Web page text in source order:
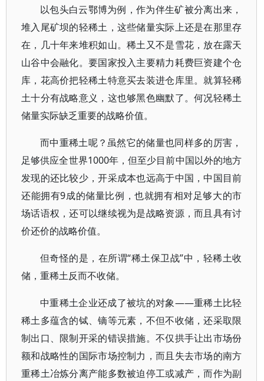
以包头白云鄂博为例，作为伴生矿被分离出来，
堆入尾矿坝的轻稀土，这些储量实际上还是在那里存
在，几十年来堆积如山。稀土又不是雪花，放在露天
山谷中会融化。要国家投入主要精力耗费巨资建个仓
库，花高价把轻稀土特意买去装进仓库里。就算轻稀
土十分有战略意义，这也够黑色幽默了。何况轻稀土
储量实际缺乏重要的战略价值。
而中重稀土呢？虽然它的储量也同样多的厉害，
足够供应全世界1000年，但至少目前中国以外的地方
发现的还比较少，开采成本也远高于中国，中国目前
还能拥有9成的储量比例，也就拥有相对足够大的市
场话语权，还可以继续视为是战略资源，而且具有讨
价还价的战略价值。
但奇怪的是，在所谓“稀土保卫战”中，轻稀土收
储，重稀土反而不收储。
中重稀土企业还成了被坑的对象——重稀土比轻
稀土多蕴含的铽、镝等元素，不但不收储，还采取限
制出口、限制开采的错误措施。不仅拱手让出市场份
额和战略性的国际市场控制力，而且失去市场的南方
重稀土冶炼分离产能多数被迫停工或减产，而作为副